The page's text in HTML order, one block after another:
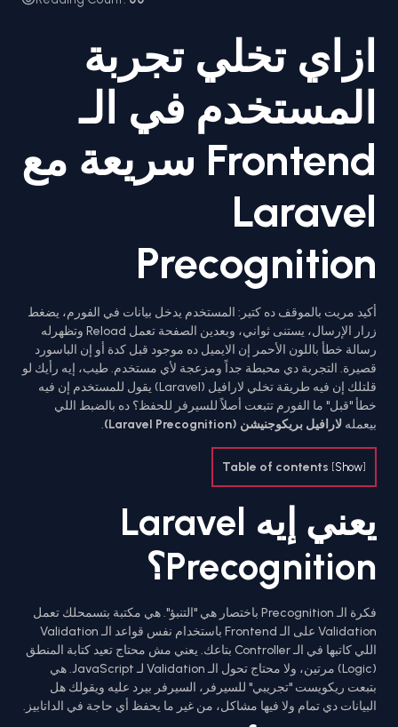
ازاي تخلي تجربة
المستخدم في الـ
Frontend سريعة مع
Laravel
Precognition
أكيد مريت بالموقف ده كتير: المستخدم يدخل بيانات في الفورم، يضغط
زرار الإرسال، يستنى ثواني، وبعدين الصفحة تعمل Reload وتظهرله
رسالة خطأ باللون الأحمر إن الايميل ده موجود قبل كدة أو إن الباسورد
قصيرة. التجربة دي محبطة جداً ومزعجة لأي مستخدم. طيب، إيه رأيك لو
قلتلك إن فيه طريقة تخلي لارافيل (Laravel) يقول للمستخدم إن فيه
خطأ "قبل" ما الفورم تتبعت أصلاً للسيرفر للحفظ؟ ده بالضبط اللي
بيعمله لارافيل بريكوجنيشن (Laravel Precognition) .
Table of contents [Show]
يعني إيه Laravel
Precognition؟
فكرة الـ Precognition باختصار هي "التنبؤ". هي مكتبة بتسمحلك تعمل
Validation على الـ Frontend باستخدام نفس قواعد الـ Validation
اللي كاتبها في الـ Controller بتاعك. يعني مش محتاج تعيد كتابة المنطق
(Logic) مرتين، ولا محتاج تحول الـ Validation لـ JavaScript. هي
بتبعت ريكويست "تجريبي" للسيرفر، السيرفر بيرد عليه ويقولك هل
البيانات دي تمام ولا فيها مشاكل، من غير ما يحفظ أي حاجة في الداتابيز.